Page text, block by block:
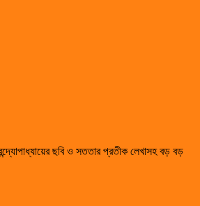
ছবি ও সততার প্রতীক লেখাসহ বড় বড়